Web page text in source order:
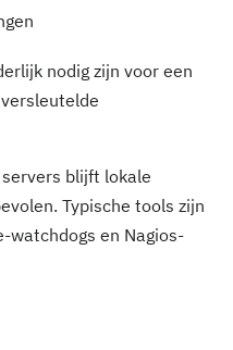
nodig zijn voor een
blijft lokale
Typische tools zijn
watchdogs en Nagios-